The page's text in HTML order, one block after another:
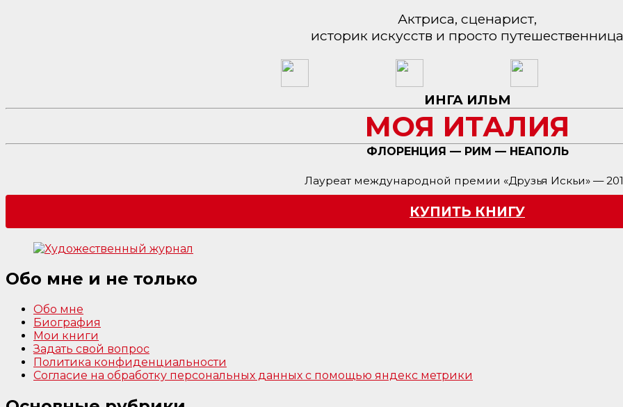
Актриса, сценарист,
историк искусств и просто путешественница
ИНГА ИЛЬМ
МОЯ ИТАЛИЯ
ФЛОРЕНЦИЯ — РИМ — НЕАПОЛЬ
Лауреат международной премии «Друзья Искьи» —
КУПИТЬ КНИГУ
Обо мне и не только
Обо мне
Биография
Мои книги
Задать свой вопрос
Политика конфиденциальности
Согласие на обработку персональных данных с помощью яндекс метрики